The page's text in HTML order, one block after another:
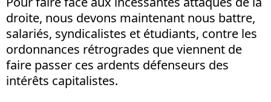
droite, nous devons maintenant nous battre,
salariés, syndicalistes et étudiants, contre les
ordonnances rétrogrades que viennent de
faire passer ces ardents défenseurs des
intérêts capitalistes.